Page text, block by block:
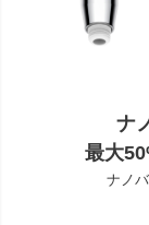
ナ
最大
ナノ